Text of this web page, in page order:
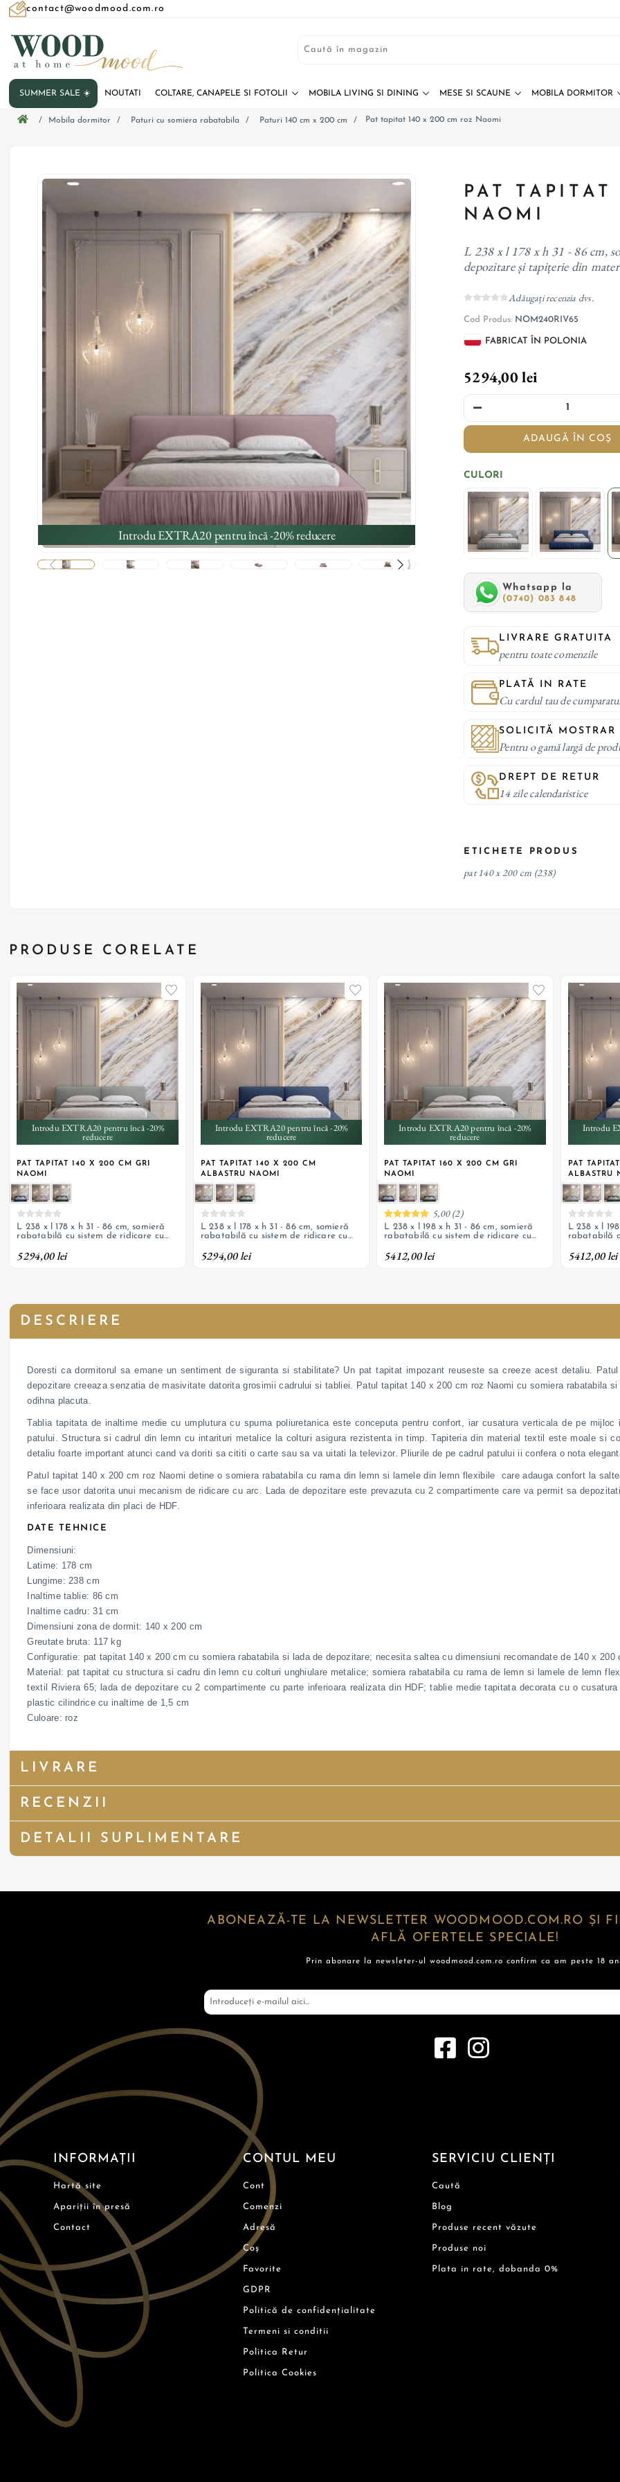
contact@woodmood.com.ro
SUMMER SALE ☀️ NOUTATI COLTARE, CANAPELE SI FOTOLII MOBILA LIVING SI DINING MESE SI SCAUNE MOBILA DORMITOR
/ Mobila dormitor / Paturi cu somiera rabatabila / Paturi 140 cm x 200 cm / Pat tapitat 140 x 200 cm roz Naomi
Introdu EXTRA20 pentru încă -20% reducere
PAT
NAOMI
L 238 x l 178 x h 31 - 86 cm,
depozitare și tapițerie din
Adăugați recenzia dvs.
Cod Produs: NOM240RIV65
FABRICAT ÎN POLONIA
5294,00 lei
ADAUGĂ ÎN COȘ
CULORI
Whatsapp la
(0740) 083 848
LIVRARE GRATUITA
pentru toate comenzile
PLATĂ IN RATE
Cu cardul tau de
SOLICITĂ MOSTRAR
Pentru o gamă largă de
DREPT DE RETUR
14 zile calendaristice
ETICHETE PRODUS
pat 140 x 200 cm (238)
PRODUSE CORELATE
Introdu EXTRA20 pentru încă -20%
reducere
PAT TAPITAT 140 X 200 CM GRI
NAOMI
L 238 x l 178 x h 31 - 86 cm, somieră
rabatabilă cu sistem de ridicare cu
din material textil; personalizabil
5294,00 lei
Introdu EXTRA20 pentru încă -20%
reducere
PAT TAPITAT 140 X 200 CM
ALBASTRU NAOMI
L 238 x l 178 x h 31 - 86 cm, somieră
rabatabilă cu sistem de ridicare cu
din material textil; personalizabil
5294,00 lei
Introdu EXTRA20 pentru încă -20%
reducere
PAT TAPITAT 160 X 200 CM GRI
NAOMI
5,00 (2)
L 238 x l 198 x h 31 - 86 cm, somieră
rabatabilă cu sistem de ridicare cu
din material textil; personalizabil
5412,00 lei
Introdu
PAT
ALBASTRU
L 238 x l
rabatabilă
din
5412,00 lei
DESCRIERE
Doresti ca dormitorul sa emane un sentiment de siguranta si stabilitate? Un pat tapitat impozant reuseste sa creeze acest detaliu.
depozitare creeaza senzatia de masivitate datorita grosimii cadrului si tabliei. Patul tapitat 140 x 200 cm roz Naomi cu somiera rabatabila
odihna placuta.
Tablia tapitata de inaltime medie cu umplutura cu spuma poliuretanica este conceputa pentru confort, iar cusatura verticala de pe
patului. Structura si cadrul din lemn cu intarituri metalice la colturi asigura rezistenta in timp. Tapiteria din material textil este moale si
detaliu foarte important atunci cand va doriti sa cititi o carte sau sa va uitati la televizor. Pliurile de pe cadrul patului ii confera o nota
Patul tapitat 140 x 200 cm roz Naomi detine o somiera rabatabila cu rama din lemn si lamele din lemn flexibile care adauga confort la
se face usor datorita unui mecanism de ridicare cu arc. Lada de depozitare este prevazuta cu 2 compartimente care va permit sa
inferioara realizata din placi de HDF.
DATE TEHNICE
Dimensiuni:
Latime: 178 cm
Lungime: 238 cm
Inaltime tablie: 86 cm
Inaltime cadru: 31 cm
Dimensiuni zona de dormit: 140 x 200 cm
Greutate bruta: 117 kg
Configuratie: pat tapitat 140 x 200 cm cu somiera rabatabila si lada de depozitare; necesita saltea cu dimensiuni recomandate de 140 x 200
Material: pat tapitat cu structura si cadru din lemn cu colturi unghiulare metalice; somiera rabatabila cu rama de lemn si lamele de lemn
textil Riviera 65; lada de depozitare cu 2 compartimente cu parte inferioara realizata din HDF; tablie medie tapitata decorata cu o
plastic cilindrice cu inaltime de 1,5 cm
Culoare: roz
LIVRARE
RECENZII
DETALII SUPLIMENTARE
ABONEAZĂ-TE LA NEWSLETTER WOODMOOD.COM.RO ȘI
AFLĂ OFERTELE SPECIALE!
Prin abonare la newsleter-ul woodmood.com.ro confirm ca am peste 18
INFORMAȚII
Hartă site
Apariții în presă
Contact
CONTUL MEU
Cont
Comenzi
Adresă
Coș
Favorite
GDPR
Politică de confidențialitate
Termeni si conditii
Politica Retur
Politica Cookies
SERVICIU CLIENȚI
Caută
Blog
Produse recent văzute
Produse noi
Plata in rate, dobanda 0%